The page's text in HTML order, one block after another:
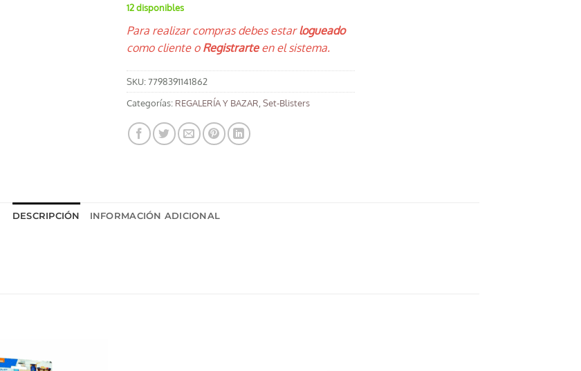
12 disponibles
Para realizar compras debes estarlogueado
como cliente oRegistrarteen el sistema.
SKU:7798391141862
Categorías: REGALERÍA Y BAZAR,Set-Blisters
DESCRIPCIÓN INFORMACIÓN ADICIONAL